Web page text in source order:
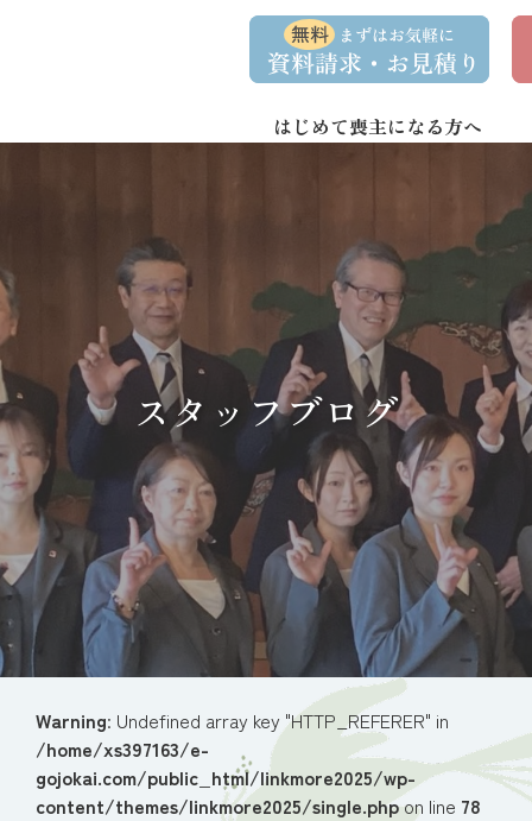
プ
動
資
求
問
事
談
はじめて喪主になる方へ
スタッフブログ
Warning: Undefined array key "HTTP_REFERER" in
/home/xs397163/e-
gojokai.com/public_html/linkmore2025/wp-
content/themes/linkmore2025/single.phpon line 78